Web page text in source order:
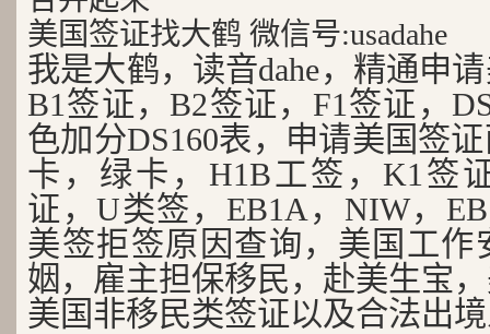
美国签证找大鹤 微信号:usadahe
我是大鹤，读音dahe，精通申
B1签证，B2签证，F1签证，
色加分DS160表，申请美国签
卡，绿卡，H1B工签，K1签
证，U类签，EB1A，NIW，
美签拒签原因查询，美国工作
姻，雇主担保移民，赴美生宝
美国非移民类签证以及合法出